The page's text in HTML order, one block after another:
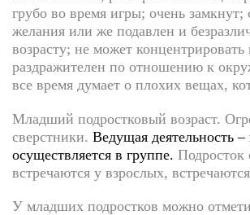
грубо во время игры; очень
желания или же подавлен и
возрасту; не может
раздражителен по отношению к
все время думает о плохих вещах,
Младший подростковый возраст.
сверстники. Ведущая деятельность
осуществляется в группе. Подросток
встречаются у взрослых,
У младших подростков можно